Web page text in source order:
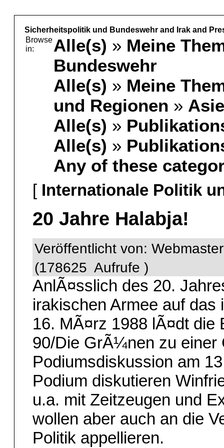
Sicherheitspolitik und Bundeswehr and Irak and
Browse
in:
Alle(s) » Meine
Bundeswehr
Alle(s) » Meine
und Regionen »
Alle(s) »
Alle(s) »
Any of these
[ Internationale Politik
20 Jahre Halabja!
Veröffentlicht von:
(178625 Aufrufe )
AnlÃ¤sslich des 20.
irakischen Armee auf
16. MÃ¤rz 1988 lÃ¤dt
90/Die GrÃ¼nen zu einer
Podiumsdiskussion am
Podium diskutieren
u.a. mit Zeitzeugen und
wollen aber auch an die
Politik appellieren.